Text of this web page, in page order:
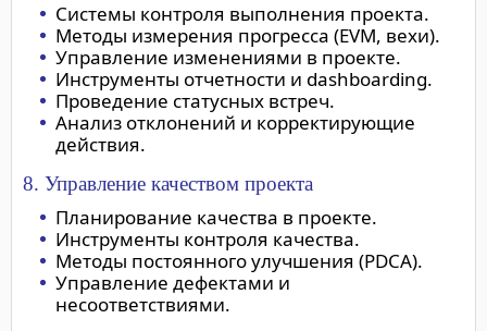
Системы контроля выполнения проекта.
Методы измерения прогресса (EVM, вехи).
Управление изменениями в проекте.
Инструменты отчетности и dashboarding.
Проведение статусных встреч.
Анализ отклонений и корректирующие
действия.
8. Управление качеством проекта
Планирование качества в проекте.
Инструменты контроля качества.
Методы постоянного улучшения (PDCA).
Управление дефектами и
несоответствиями.